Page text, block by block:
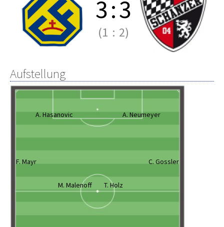
3:3
(1 : 2)
Aufstellung
A. Hasanovic A. Neumeyer
F. Mayr C. Gossler
M. Malenoff T. Holz